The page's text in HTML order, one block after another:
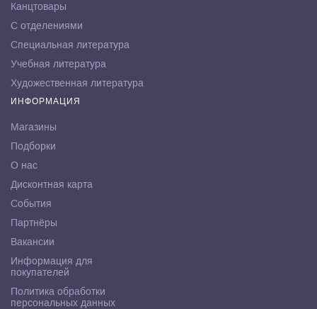
Канцтовары
С отделениями
Специальная литература
Учебная литература
Художественная литература
ИНФОРМАЦИЯ
Магазины
Подборки
О нас
Дисконтная карта
События
Партнёры
Вакансии
Информация для
покупателей
Политика обработки
персональных данных